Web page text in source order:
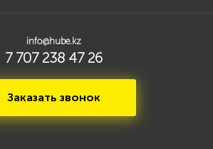
info@hube.kz
7 707 238 47 26
Заказать звонок